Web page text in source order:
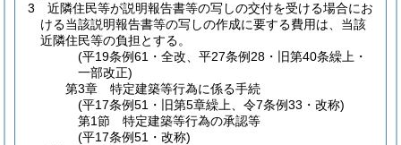
3
近隣住民等が説明報告書等の写しの交付を受ける場合にお
ける当該説明報告書等の写しの作成に要する費用は、当該
近隣住民等の負担とする。
(平19条例61・全改、平27条例28・旧第40条繰上・
一部改正)
第3章
特定建築等行為に係る手続
(平17条例51・旧第5章繰上、令7条例33・改称)
第1節
特定建築等行為の承認等
(平17条例51・改称)